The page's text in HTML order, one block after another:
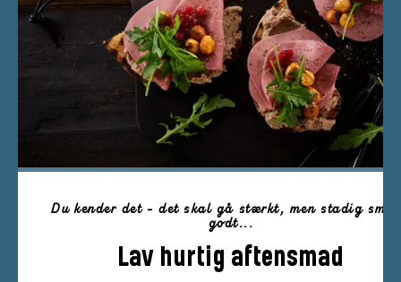
Du kender det - det skal gå stærkt, men stadig
godt...
Lav hurtig aftensmad